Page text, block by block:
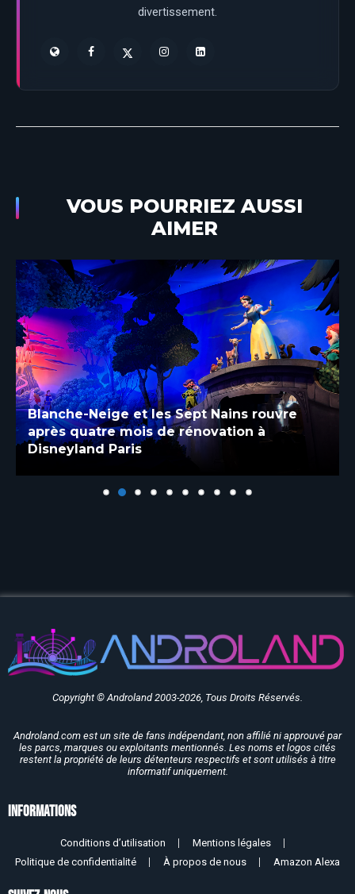
divertissement.
VOUS POURRIEZ AUSSI
AIMER
Blanche-Neige et les Sept Nains rouvre
après quatre mois de rénovation à
Disneyland Paris
Copyright © Androland 2003-2026, Tous Droits Réservés.
Androland.com est un site de fans indépendant, non affilié ni approuvé par
les parcs, marques ou exploitants mentionnés. Les noms et logos cités
restent la propriété de leurs détenteurs respectifs et sont utilisés à titre
informatif uniquement.
Informations
Conditions d’utilisation
Mentions légales
Politique de confidentialité
À propos de nous Amazon Alexa